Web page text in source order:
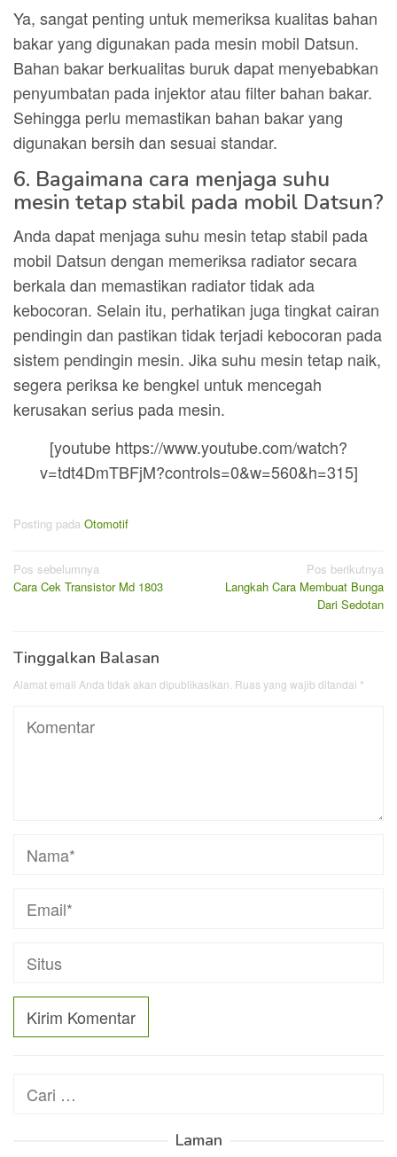
Ya, sangat penting untuk memeriksa kualitas bahan
bakar yang digunakan pada mesin mobil Datsun.
Bahan bakar berkualitas buruk dapat menyebabkan
penyumbatan pada injektor atau filter bahan bakar.
Sehingga perlu memastikan bahan bakar yang
digunakan bersih dan sesuai standar.
6. Bagaimana cara menjaga suhu
mesin tetap stabil pada mobil Datsun?
Anda dapat menjaga suhu mesin tetap stabil pada
mobil Datsun dengan memeriksa radiator secara
berkala dan memastikan radiator tidak ada
kebocoran. Selain itu, perhatikan juga tingkat cairan
pendingin dan pastikan tidak terjadi kebocoran pada
sistem pendingin mesin. Jika suhu mesin tetap naik,
segera periksa ke bengkel untuk mencegah
kerusakan serius pada mesin.
[youtube https://www.youtube.com/watch?
v=tdt4DmTBFjM?controls=0&w=560&h=315]
Posting pada Otomotif
Navigasi
pos
Pos sebelumnya
Cara Cek Transistor Md 1803
Pos berikutnya
Langkah Cara Membuat Bunga
Dari Sedotan
Tinggalkan Balasan
Alamat email Anda tidak akan dipublikasikan. Ruas yang wajib ditandai *
Cari
Laman